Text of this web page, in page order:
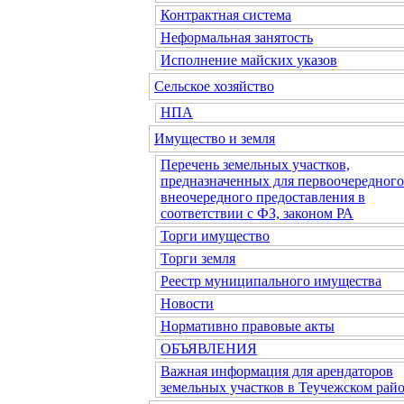
Контрактная система
Неформальная занятость
Исполнение майских указов
Сельское хозяйство
НПА
Имущество и земля
Перечень земельных участков,
предназначенных для
внеочередного предоставления в
соответствии с ФЗ, законом РА
Торги имущество
Торги земля
Реестр муниципального имущества
Новости
Нормативно правовые акты
ОБЪЯВЛЕНИЯ
Важная информация для арендаторов
земельных участков в Теучежском